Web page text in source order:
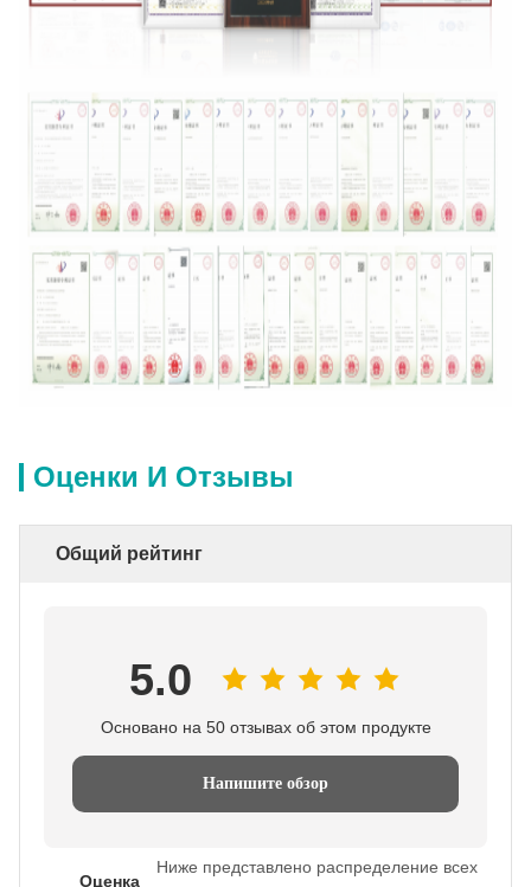
Оценки И Отзывы
Общий рейтинг
5.0
Основано на 50 отзывах об этом продукте
Напишите обзор
Оценка
Ниже представлено распределение всех